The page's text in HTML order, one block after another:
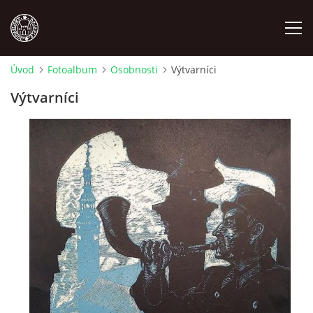
NÁRODOPIS
OSOBNOSTI
Úvod Fotoalbum Osobnosti Výtvarníci
Výtvarníci